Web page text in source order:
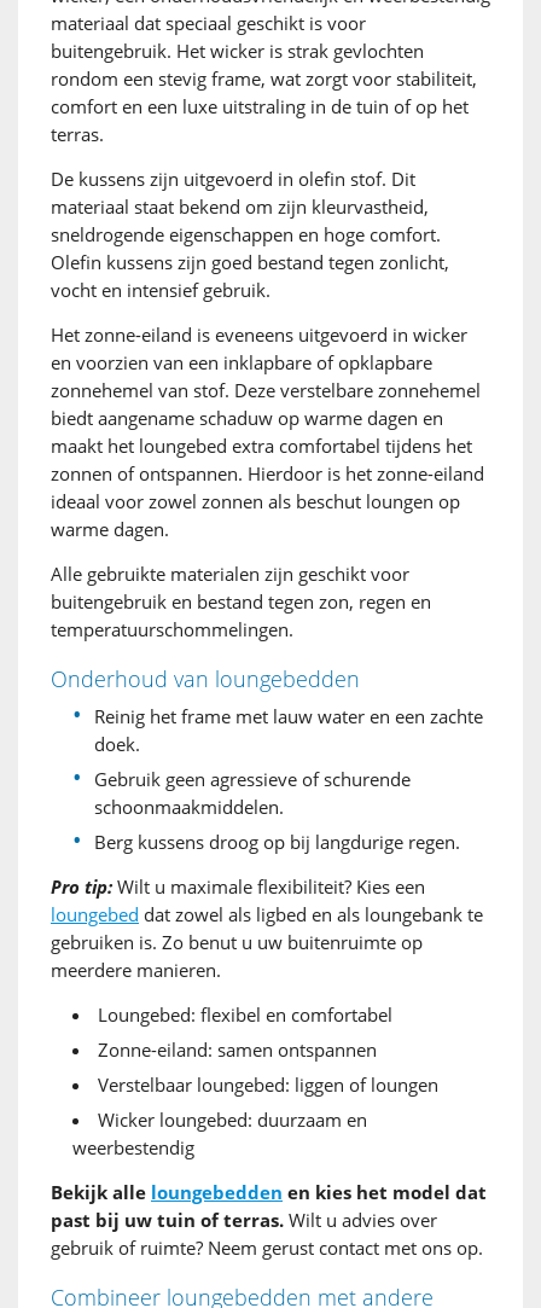
materiaal dat speciaal geschikt is voor
buitengebruik. Het wicker is strak gevlochten
rondom een stevig frame, wat zorgt voor stabiliteit,
comfort en een luxe uitstraling in de tuin of op het
terras.
De kussens zijn uitgevoerd in olefin stof. Dit
materiaal staat bekend om zijn kleurvastheid,
sneldrogende eigenschappen en hoge comfort.
Olefin kussens zijn goed bestand tegen zonlicht,
vocht en intensief gebruik.
Het zonne-eiland is eveneens uitgevoerd in wicker
en voorzien van een inklapbare of opklapbare
zonnehemel van stof. Deze verstelbare zonnehemel
biedt aangename schaduw op warme dagen en
maakt het loungebed extra comfortabel tijdens het
zonnen of ontspannen. Hierdoor is het zonne-eiland
ideaal voor zowel zonnen als beschut loungen op
warme dagen.
Alle gebruikte materialen zijn geschikt voor
buitengebruik en bestand tegen zon, regen en
temperatuurschommelingen.
Onderhoud van loungebedden
Reinig het frame met lauw water en een zachte
doek.
Gebruik geen agressieve of schurende
schoonmaakmiddelen.
Berg kussens droog op bij langdurige regen.
Pro tip: Wilt u maximale flexibiliteit? Kies een
loungebed dat zowel als ligbed en als loungebank te
gebruiken is. Zo benut u uw buitenruimte op
meerdere manieren.
Loungebed: flexibel en comfortabel
Zonne-eiland: samen ontspannen
Verstelbaar loungebed: liggen of loungen
Wicker loungebed: duurzaam en
weerbestendig
Bekijk alle loungebedden en kies het model dat
past bij uw tuin of terras. Wilt u advies over
gebruik of ruimte? Neem gerust contact met ons op.
Combineer loungebedden met andere